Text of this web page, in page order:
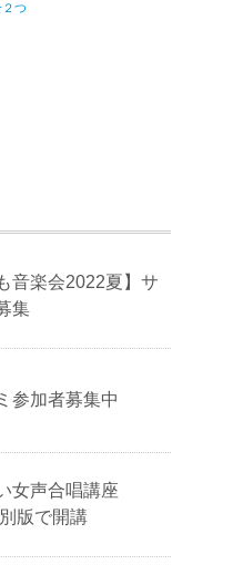
つ
音楽会2022夏】サ
集
参加者募集中
女声合唱講座
版で開講